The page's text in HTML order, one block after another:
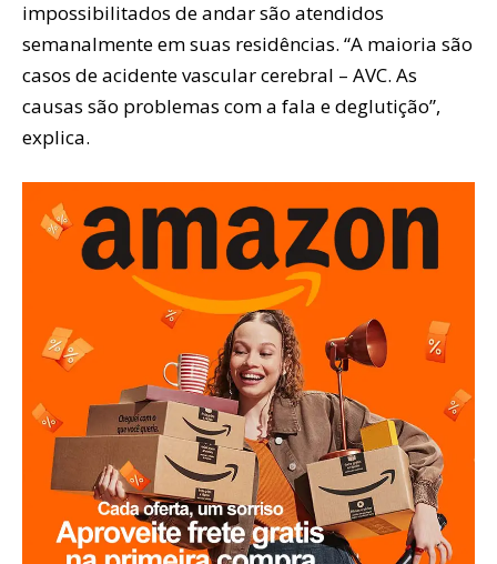
impossibilitados de andar são atendidos
semanalmente em suas residências. “A maioria são
casos de acidente vascular cerebral – AVC. As
causas são problemas com a fala e deglutição”,
explica.